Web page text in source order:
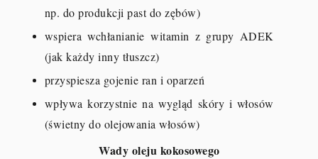
np. do produkcji past do zębów)
wspiera wchłanianie witamin z grupy ADEK
(jak każdy inny tłuszcz)
przyspiesza gojenie ran i oparzeń
wpływa korzystnie na wygląd skóry i włosów
(świetny do olejowania włosów)
Wady oleju kokosowego